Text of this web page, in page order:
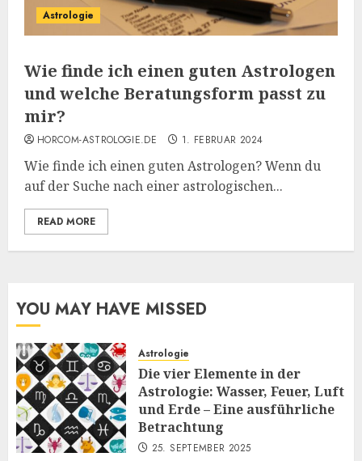
Astrologie
Wie finde ich einen guten Astrologen
und welche Beratungsform passt zu
mir?
HORCOM-ASTROLOGIE.DE 1. FEBRUAR 2024
Wie finde ich einen guten Astrologen? Wenn du
auf der Suche nach einer astrologischen...
READ MORE
YOU MAY HAVE MISSED
Astrologie
Die vier Elemente in der
Astrologie: Wasser, Feuer, Luft
und Erde – Eine ausführliche
Betrachtung
25. SEPTEMBER 2025